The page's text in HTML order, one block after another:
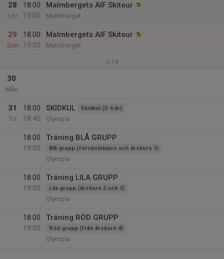
28
Lör
18:00
19:00
Malmbergets AIF Skitour
Malmberget
29
Sön
18:00
19:00
Malmbergets AIF Skitour
Malmberget
v.14
30
Mån
31
Tis
18:00
18:45
SKIDKUL Skidkul (5-6 år)
Olympia
18:00
19:00
Träning BLÅ GRUPP
Blå grupp (förskoleklass och årskurs 1)
Olympia
18:00
19:00
Träning LILA GRUPP
Lila grupp (årskurs 2 och 3)
Olympia
18:00
19:00
Träning RÖD GRUPP
Röd grupp (från årskurs 4)
Olympia